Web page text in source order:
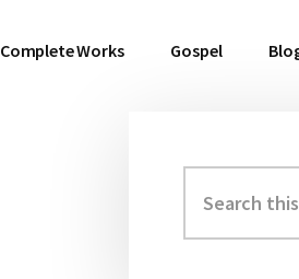
Complete Works Gospel
Primary
Sidebar
this
website